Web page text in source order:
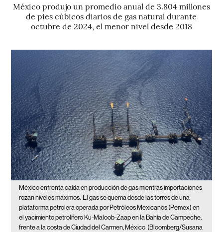
México produjo un promedio anual de 3.804 millones
de pies cúbicos diarios de gas natural durante
octubre de 2024, el menor nivel desde 2018
México enfrenta caída en producción de gas mientras importaciones
rozan niveles máximos. El gas se quema desde las torres de una
plataforma petrolera operada por Petróleos Mexicanos (Pemex) en
el yacimiento petrolífero Ku-Maloob-Zaap en la Bahía de Campeche,
frente a la costa de Ciudad del Carmen, México (Bloomberg/Susana